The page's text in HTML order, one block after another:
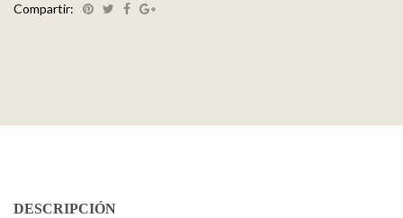
Compartir:
DESCRIPCIÓN